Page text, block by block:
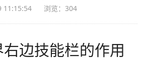
11:15:54 浏览：304
边技能栏的作用